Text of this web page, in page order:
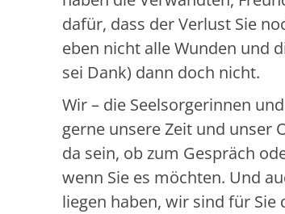
dafür, dass der Verlust Sie
eben nicht alle Wunden und
sei Dank) dann doch nicht.
Wir – die Seelsorgerinnen
gerne unsere Zeit und unser
da sein, ob zum Gespräch
wenn Sie es möchten. Und
liegen haben, wir sind für